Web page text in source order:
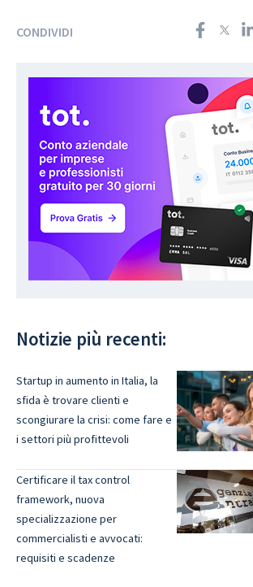
CONDIVIDI
Notizie più recenti:
Startup in aumento in Italia, la
sfida è trovare clienti e
scongiurare la crisi: come fare e
i settori più profittevoli
Certificare il tax control
framework, nuova
specializzazione per
commercialisti e avvocati:
requisiti e scadenze